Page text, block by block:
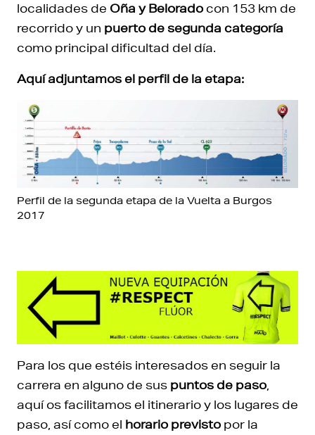
localidades de Oña y Beloradocon 153 km de
recorrido y un puerto de segunda categoría
como principal dificultad del día.
Aquí adjuntamos el perfil de la etapa:
Perfil de la segunda etapa de la Vuelta a Burgos
2017
Para los que estéis interesados en seguir la
carrera en alguno de sus puntos de paso
aquí os facilitamos el itinerario y los lugares de
paso, así como el horario previsto por la